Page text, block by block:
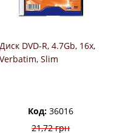
Диск DVD-R, 4.7Gb, 16х,
Verbatim, Slim
Код:36016
21,72 грн